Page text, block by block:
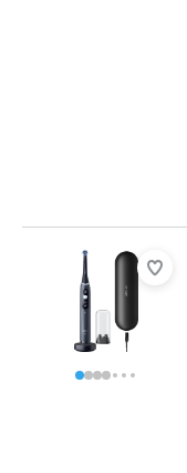
Beoordeling is 8,8 van